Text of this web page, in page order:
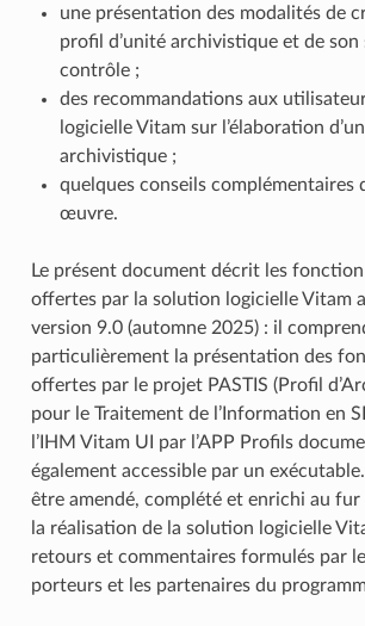
une présentation des modalités de
profil d’unité archivistique et de son
contrôle ;
des recommandations aux
logicielle Vitam sur l’élaboration
archivistique ;
quelques conseils complémentaires
œuvre.
Le présent document décrit les
offertes par la solution logicielle Vitam
version 9.0 (automne 2025) : il
particulièrement la présentation des
offertes par le projet PASTIS (Profil
pour le Traitement de l’Information en
l’IHM Vitam UI par l’APP Profils
également accessible par un
être amendé, complété et enrichi au fur
la réalisation de la solution logicielle
retours et commentaires formulés par
porteurs et les partenaires du